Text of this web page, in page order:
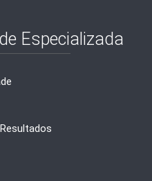
Especializada